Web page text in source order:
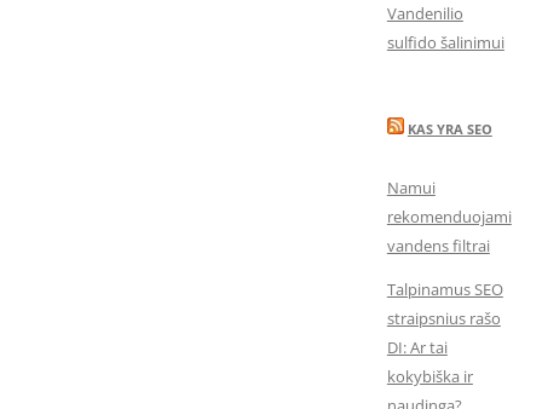
Vandenilio
sulfido šalinimui
KAS YRA SEO
Namui
rekomenduojami
vandens filtrai
Talpinamus SEO
straipsnius rašo
DI: Ar tai
kokybiška ir